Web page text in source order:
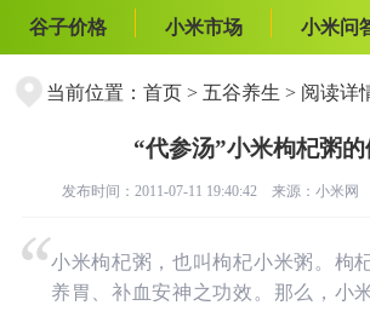
谷子价格
小米市场 小米问
当前位置： 首页> 五谷养生 > 阅读详
“代参汤”小米枸杞粥
发布时间：2011-07-11 19:40:42 来源： 小米网
小米枸杞粥，也叫枸杞小米粥。枸
养胃、补血安神之功效。那么，小